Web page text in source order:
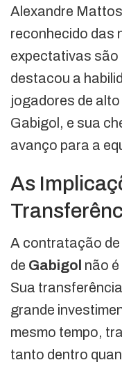
Alexandre
reconhecido das
expectativas
destacou a
jogadores de
Gabigol, e sua
avanço para a
As
A contratação de
de Gabigol não
Sua
grande
mesmo tempo,
tanto dentro